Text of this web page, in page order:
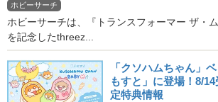
ホビーサーチ
ホビーサーチは、『トランスフォーマー ザ・
を記念したthreez...
「クソハムちゃん」
もすと」に登場！8/
定特典情報